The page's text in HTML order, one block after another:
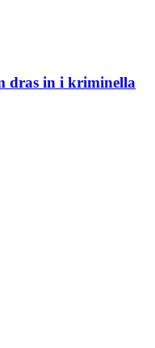
dras in i kriminella